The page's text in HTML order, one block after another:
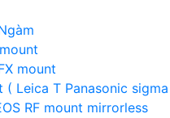
mount
( Leica T Panasonic
RF mount mirrorless